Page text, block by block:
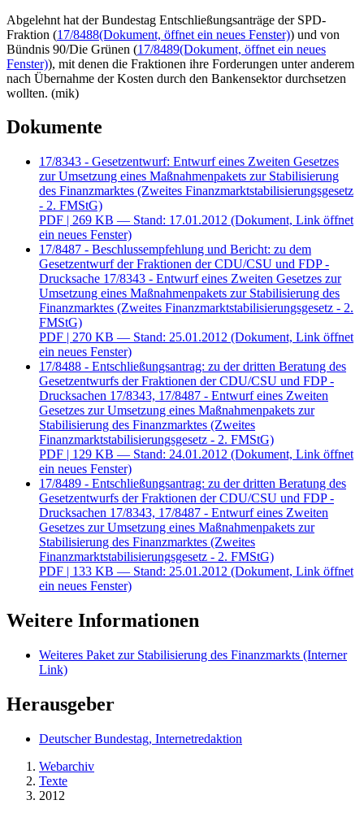
Abgelehnt hat der Bundestag Entschließungsanträge der SPD-
Fraktion (17/8488(Dokument, öffnet ein neues Fenster)) und von
Bündnis 90/Die Grünen (17/8489(Dokument, öffnet ein neues
Fenster)), mit denen die Fraktionen ihre Forderungen unter anderem
nach Übernahme der Kosten durch den Bankensektor durchsetzen
wollten. (mik)
Dokumente
17/8343 - Gesetzentwurf: Entwurf eines Zweiten Gesetzes
zur Umsetzung eines Maßnahmenpakets zur Stabilisierung
des Finanzmarktes (Zweites Finanzmarktstabilisierungsgesetz
- 2. FMStG)
PDF | 269 KB — Stand: 17.01.2012 (Dokument, Link öffnet
ein neues Fenster)
17/8487 - Beschlussempfehlung und Bericht: zu dem
Gesetzentwurf der Fraktionen der CDU/CSU und FDP -
Drucksache 17/8343 - Entwurf eines Zweiten Gesetzes zur
Umsetzung eines Maßnahmenpakets zur Stabilisierung des
Finanzmarktes (Zweites Finanzmarktstabilisierungsgesetz - 2.
FMStG)
PDF | 270 KB — Stand: 25.01.2012 (Dokument, Link öffnet
ein neues Fenster)
17/8488 - Entschließungsantrag: zu der dritten Beratung des
Gesetzentwurfs der Fraktionen der CDU/CSU und FDP -
Drucksachen 17/8343, 17/8487 - Entwurf eines Zweiten
Gesetzes zur Umsetzung eines Maßnahmenpakets zur
Stabilisierung des Finanzmarktes (Zweites
Finanzmarktstabilisierungsgesetz - 2. FMStG)
PDF | 129 KB — Stand: 24.01.2012 (Dokument, Link öffnet
ein neues Fenster)
17/8489 - Entschließungsantrag: zu der dritten Beratung des
Gesetzentwurfs der Fraktionen der CDU/CSU und FDP -
Drucksachen 17/8343, 17/8487 - Entwurf eines Zweiten
Gesetzes zur Umsetzung eines Maßnahmenpakets zur
Stabilisierung des Finanzmarktes (Zweites
Finanzmarktstabilisierungsgesetz - 2. FMStG)
PDF | 133 KB — Stand: 25.01.2012 (Dokument, Link öffnet
ein neues Fenster)
Weitere Informationen
Weiteres Paket zur Stabilisierung des Finanzmarkts (Interner
Link)
Herausgeber
Deutscher Bundestag, Internetredaktion
Webarchiv
Texte
2012